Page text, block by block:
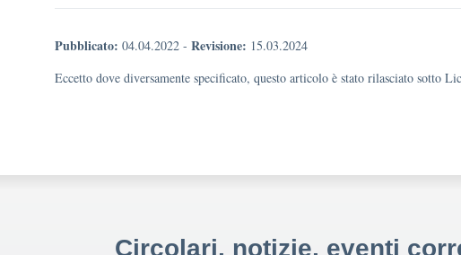
Pubblicato: 04.04.2022 - Revisione: 15.03.2024
Eccetto dove diversamente specificato, questo articolo è stato rilasciato sotto
Circolari, notizie, eventi